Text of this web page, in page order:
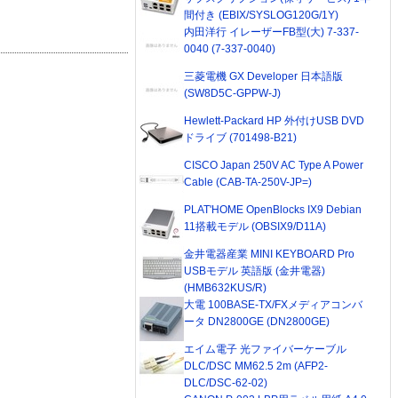
間付き (EBIX/SYSLOG120G/1Y)
内田洋行 イレーザーFB型(大) 7-337-
0040 (7-337-0040)
三菱電機 GX Developer 日本語版
(SW8D5C-GPPW-J)
Hewlett-Packard HP 外付けUSB DVD
ドライブ (701498-B21)
CISCO Japan 250V AC Type A Power
Cable (CAB-TA-250V-JP=)
PLAT'HOME OpenBlocks IX9 Debian
11搭載モデル (OBSIX9/D11A)
金井電器産業 MINI KEYBOARD Pro
USBモデル 英語版 (金井電器)
(HMB632KUS/R)
大電 100BASE-TX/FXメディアコンバ
ータ DN2800GE (DN2800GE)
エイム電子 光ファイバーケーブル
DLC/DSC MM62.5 2m (AFP2-
DLC/DSC-62-02)